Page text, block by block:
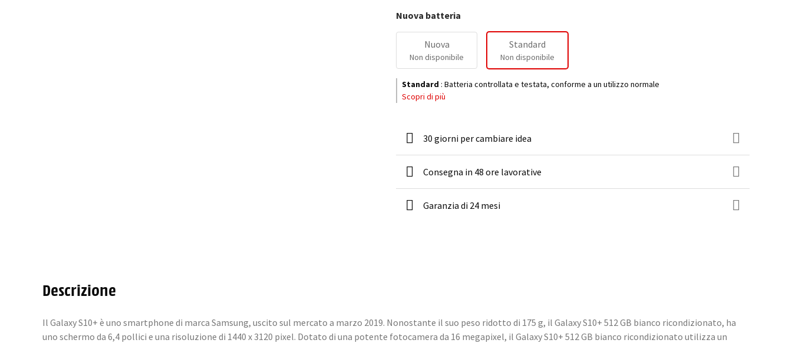
Nuova batteria
Nuova
Non disponibile
Standard
Non disponibile
Standard : Batteria controllata e testata, conforme a un utilizzo normale
Scopri di più
30 giorni per cambiare idea
Consegna in 48 ore lavorative
Garanzia di 24 mesi
Descrizione
Il Galaxy S10+ è uno smartphone di marca Samsung, uscito sul mercato a marzo 2019. Nonostante il suo peso ridotto di 175 g, il Galaxy S10+ 512 GB bianco ricondizionato, ha
uno schermo da 6,4 pollici e una risoluzione di 1440 x 3120 pixel. Dotato di una potente fotocamera da 16 megapixel, il Galaxy S10+ 512 GB bianco ricondizionato utilizza un